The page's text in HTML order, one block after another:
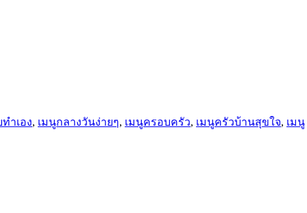
ำเอง, เมนูกลางวันง่ายๆ, เมนูครอบครัว, เมนูครัวบ้านสุขใจ, เมนู